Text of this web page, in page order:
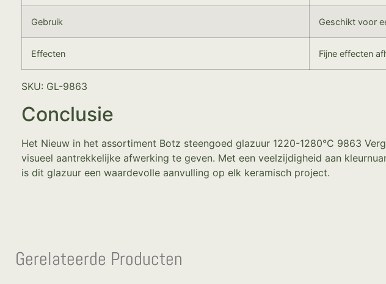
Gebruik Geschikt voor
Effecten Fijne effecten
SKU: GL-9863
Conclusie
Het Nieuw in het assortiment Botz steengoed glazuur 1220-1280°C 9863
visueel aantrekkelijke afwerking te geven. Met een veelzijdigheid aan
is dit glazuur een waardevolle aanvulling op elk keramisch project.
Gerelateerde Producten